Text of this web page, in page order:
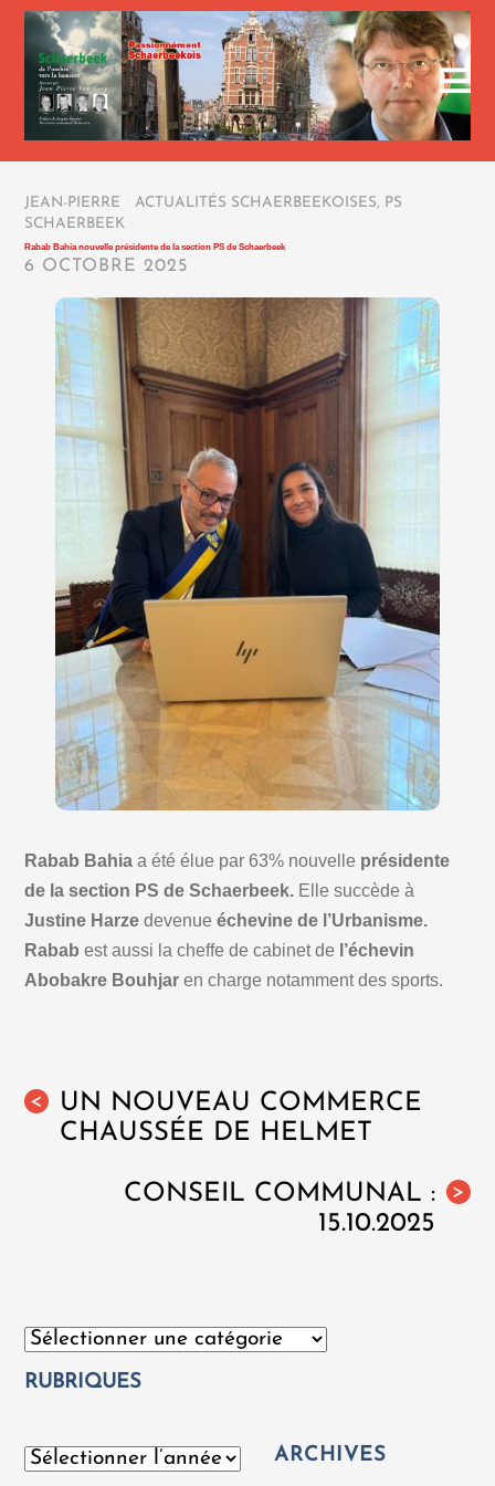
JEAN-PIERRE ACTUALITÉS SCHAERBEEKOISES,
PS
SCHAERBEEK
Rabab Bahia nouvelle présidente de la section PS de Schaerbeek
6 OCTOBRE 2025
Rabab Bahia a été élue par 63% nouvelle présidente
de la section PS de Schaerbeek. Elle succède à
Justine Harze devenueéchevine de l’Urbanisme.
Rabab est aussi la cheffe de cabinet de l’échevin
Abobakre Bouhjar en charge notamment des sports.
<
UN NOUVEAU COMMERCE
CHAUSSÉE DE HELMET
>
CONSEIL COMMUNAL :
15.10.2025
Catégories
RUBRIQUES
Archives ARCHIVES